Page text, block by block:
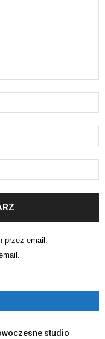
przez email.
studio